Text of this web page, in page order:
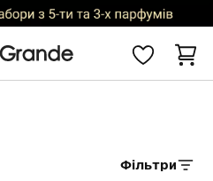
Фільтри